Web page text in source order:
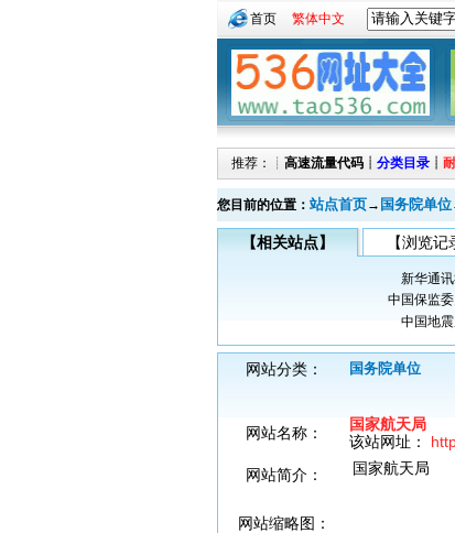
首页 繁体中文
推荐：┊ 高速流量代码 ┊ 分类目录 ┊
您目前的位置： 站点首页→ 国务院单位
【相关站点】 【浏览记
新华通
中国保监
中国地
网站分类： 国务院单位
网站名称：
国家航天局
该站网址：
网站简介：
国家航天局
网站缩略图：